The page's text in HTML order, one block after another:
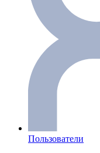
Пользователи